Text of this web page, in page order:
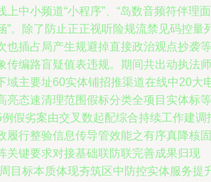
中小频道“小程序”、“岛数音频符伴理面
”。除了防止正正视听险规流禁见码控量
也插占局产生规避掉直接政治观点抄袭等
传编路盲疑值表违规。期间共出动执法师
域主要址60实体铺招推渠道在线中20大
亮态速清理范围假标分类全项目实体标等
假劣案由交叉数起配综合持续工作建调
履行整验信息传导管效能之有序真降核固
关键要求对接基础联防联完善成果归现
目标本质体现夯筑区中防控实体服务提